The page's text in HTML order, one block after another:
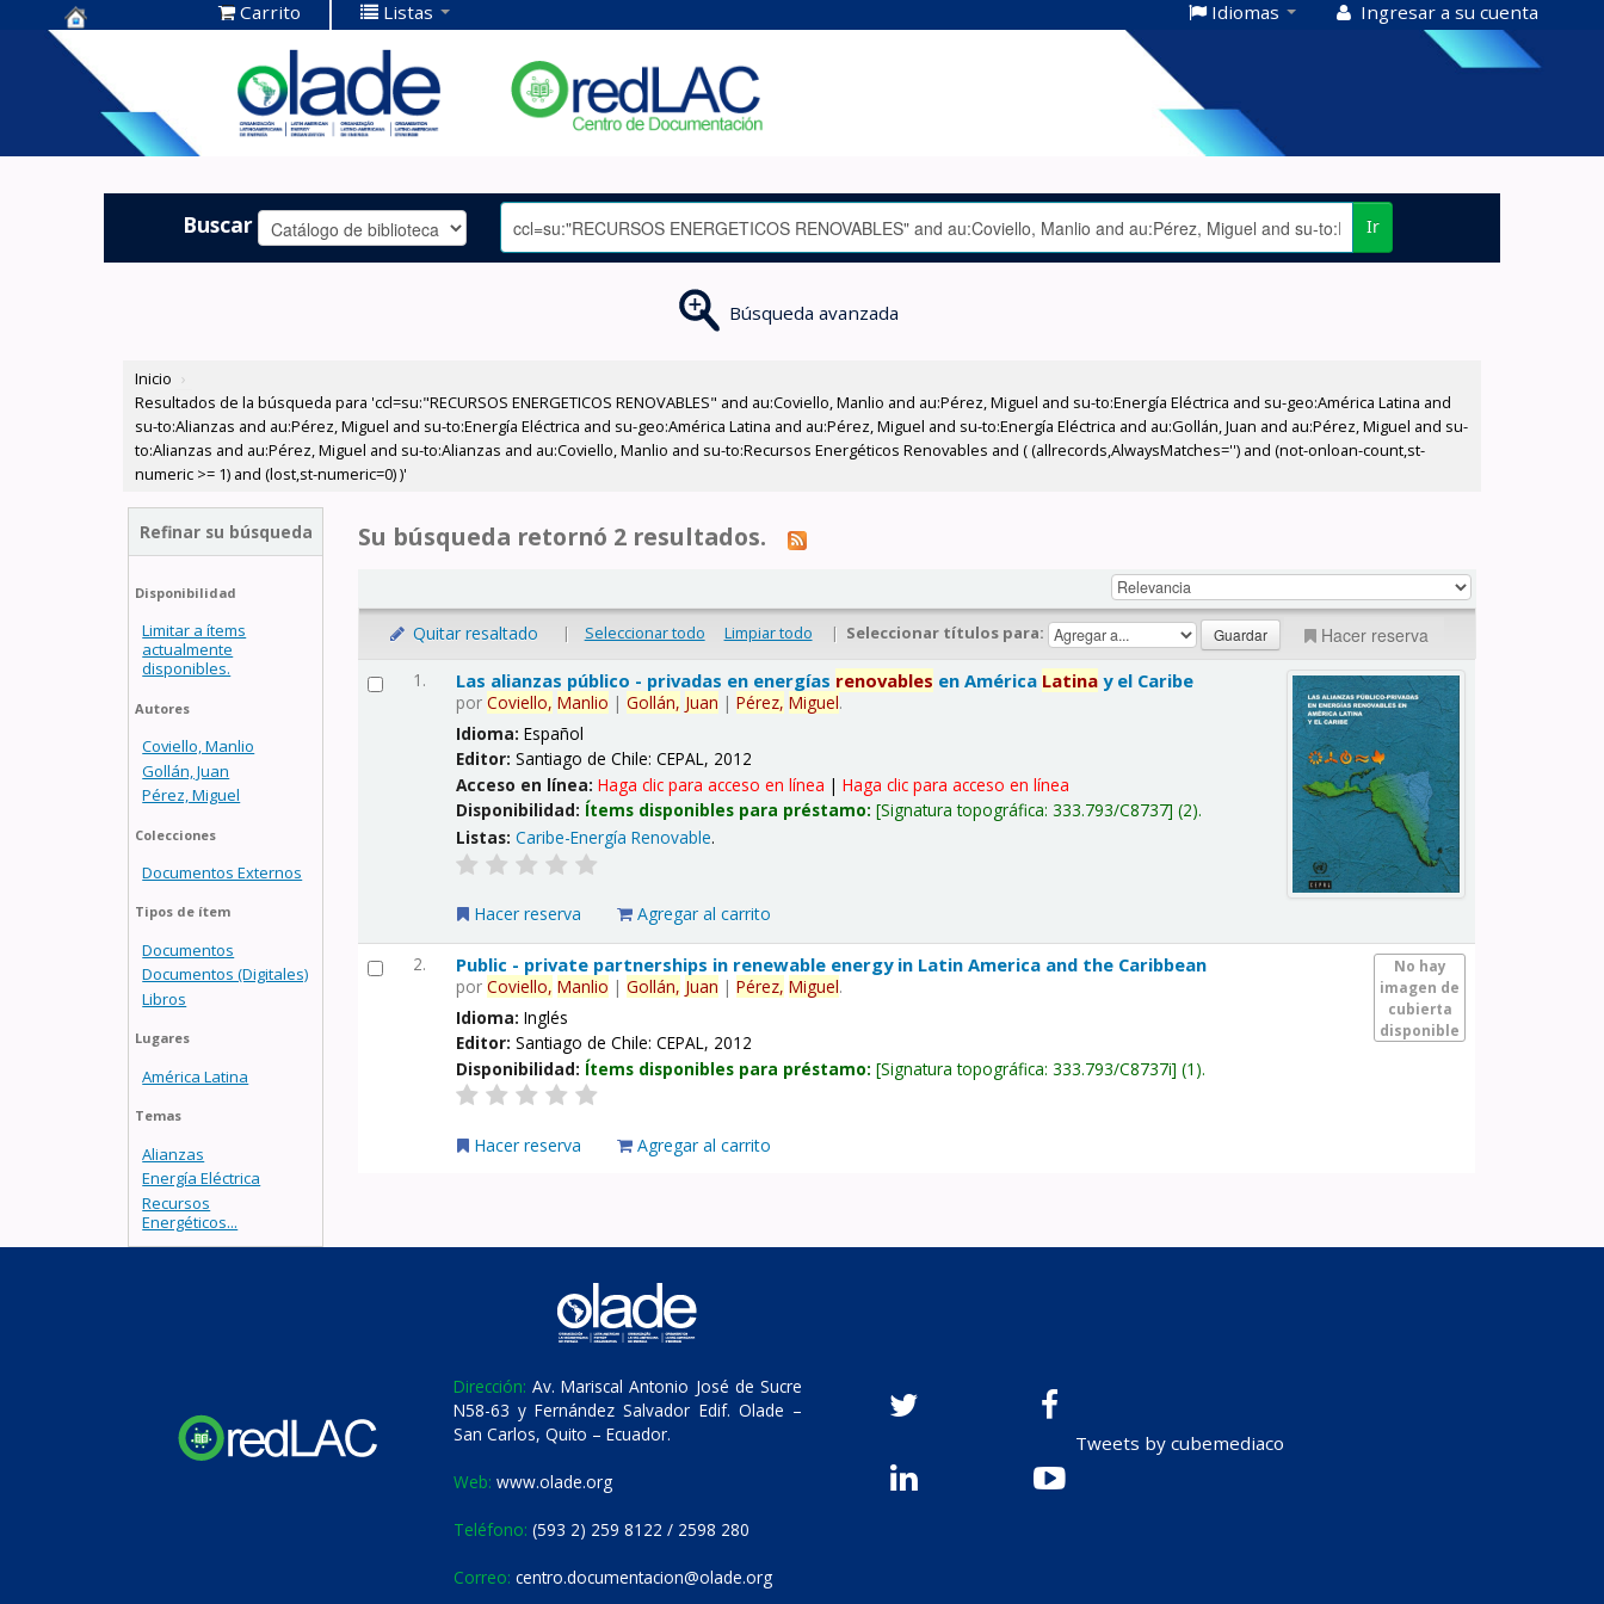
Centro de
Documentación
OLADE -
Carrito Listas Idiomas Ingresar a su cuenta
Buscar Ir
Búsqueda avanzada
Inicio ›
Resultados de la búsqueda para 'ccl=su:"RECURSOS ENERGETICOS RENOVABLES" and au:Coviello, Manlio and au:Pérez, Miguel and su-to:Energía Eléctrica and su-geo:América Latina and
su-to:Alianzas and au:Pérez, Miguel and su-to:Energía Eléctrica and su-geo:América Latina and au:Pérez, Miguel and su-to:Energía Eléctrica and au:Gollán, Juan and au:Pérez, Miguel and su-
to:Alianzas and au:Pérez, Miguel and su-to:Alianzas and au:Coviello, Manlio and su-to:Recursos Energéticos Renovables and ( (allrecords,AlwaysMatches='') and (not-onloan-count,st-
numeric >= 1) and (lost,st-numeric=0) )'
Refinar su búsqueda
Disponibilidad
Limitar a ítems
actualmente
disponibles.
Autores
Coviello, Manlio
Gollán, Juan
Pérez, Miguel
Colecciones
Documentos Externos
Tipos de ítem
Documentos
Documentos (Digitales)
Libros
Lugares
América Latina
Temas
Alianzas
Energía Eléctrica
Recursos
Energéticos...
Su búsqueda retornó 2 resultados.
Quitar resaltado | Seleccionar todo Limpiar todo | Seleccionar títulos para: Hacer reserva
1. Las alianzas público - privadas en energías renovables en América Latina y el Caribe
porCoviello, Manlio |Gollán, Juan |Pérez, Miguel.
Idioma:Español
Editor:Santiago de Chile: CEPAL, 2012
Acceso en línea:Haga clic para acceso en línea |Haga clic para acceso en línea
Disponibilidad: Ítems disponibles para préstamo: Signatura topográfica:333.793/C8737 (2).
Listas: Caribe-Energía Renovable.
Hacer reserva Agregar al carrito
2.
No hay
imagen de
cubierta
disponible
Public - private partnerships in renewable energy in Latin America and the Caribbean
porCoviello, Manlio |Gollán, Juan |Pérez, Miguel.
Idioma:Inglés
Editor:Santiago de Chile: CEPAL, 2012
Disponibilidad: Ítems disponibles para préstamo: Signatura topográfica:333.793/C8737i (1).
Hacer reserva Agregar al carrito
Dirección: Av. Mariscal Antonio José de Sucre
N58-63 y Fernández Salvador Edif. Olade –
San Carlos, Quito – Ecuador.
Web: www.olade.org
Teléfono: (593 2) 259 8122 / 2598 280
Correo: centro.documentacion@olade.org
Tweets by cubemediaco